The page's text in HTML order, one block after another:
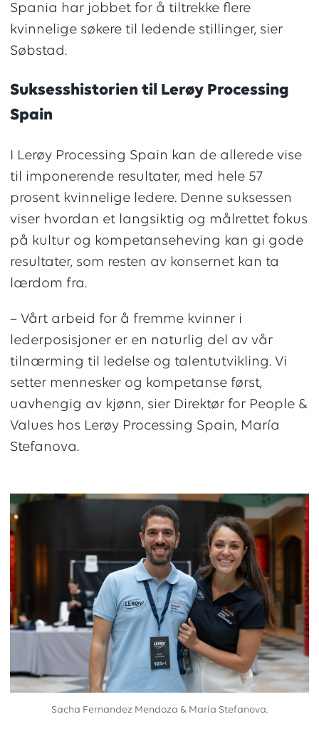
Spania har jobbet for å tiltrekke flere
kvinnelige søkere til ledende stillinger, sier
Søbstad.
Suksesshistorien til Lerøy Processing
Spain
I Lerøy Processing Spain kan de allerede vise
til imponerende resultater, med hele 57
prosent kvinnelige ledere. Denne suksessen
viser hvordan et langsiktig og målrettet fokus
på kultur og kompetanseheving kan gi gode
resultater, som resten av konsernet kan ta
lærdom fra.
– Vårt arbeid for å fremme kvinner i
lederposisjoner er en naturlig del av vår
tilnærming til ledelse og talentutvikling. Vi
setter mennesker og kompetanse først,
uavhengig av kjønn, sier Direktør for People &
Values hos Lerøy Processing Spain, María
Stefanova.
Sacha Fernandez Mendoza & María Stefanova.